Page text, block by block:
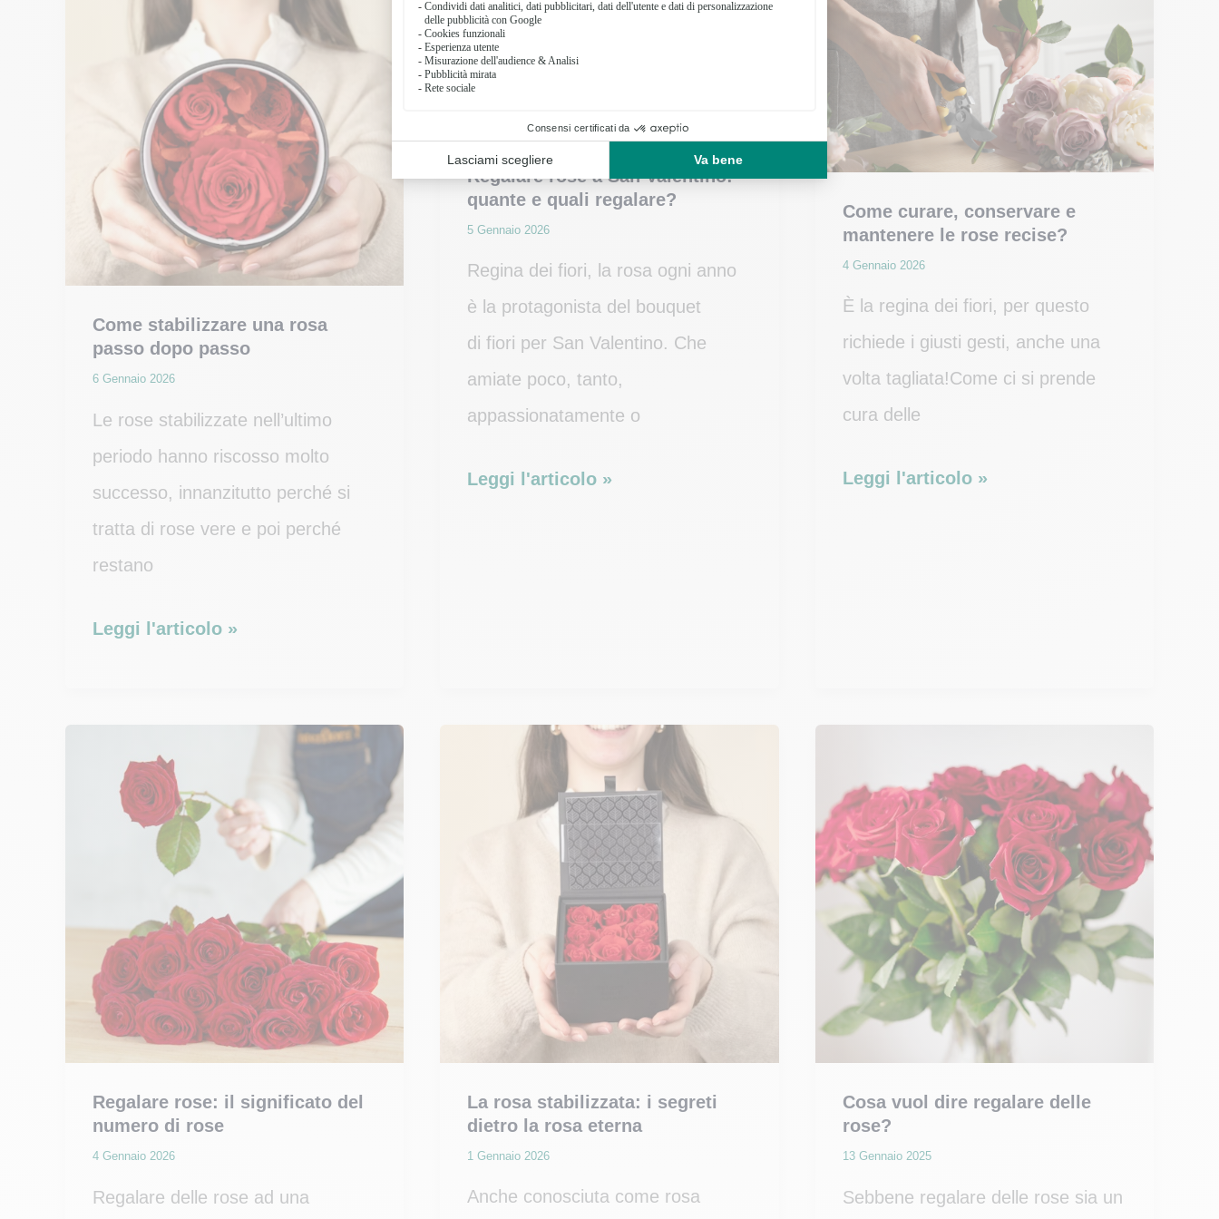
significati
Come stabilizzare una rosa
passo dopo passo
6 Gennaio 2026
Le rose stabilizzate nell’ultimo
periodo hanno riscosso molto
successo, innanzitutto perché si
tratta di rose vere e poi perché
restano
Come
passo
dopo
Leggi l'articolo »
Regalare rose a San Valentino:
quante e quali regalare?
5 Gennaio 2026
Regina dei fiori, la rosa ogni anno
è la protagonista del bouquet
di fiori per San Valentino. Che
amiate poco, tanto,
appassionatamente o
Regalare
Leggi l'articolo »
Come curare, conservare e
mantenere le rose recise?
4 Gennaio 2026
È la regina dei fiori, per questo
richiede i giusti gesti, anche una
volta tagliata!Come ci si prende
cura delle
Come
Leggi l'articolo »
Regalare rose: il significato del
numero di rose
4 Gennaio 2026
Regalare delle rose ad una
La rosa stabilizzata: i segreti
dietro la rosa eterna
1 Gennaio 2026
Anche conosciuta come rosa
Cosa vuol dire regalare delle
rose?
13 Gennaio 2025
Sebbene regalare delle rose sia un